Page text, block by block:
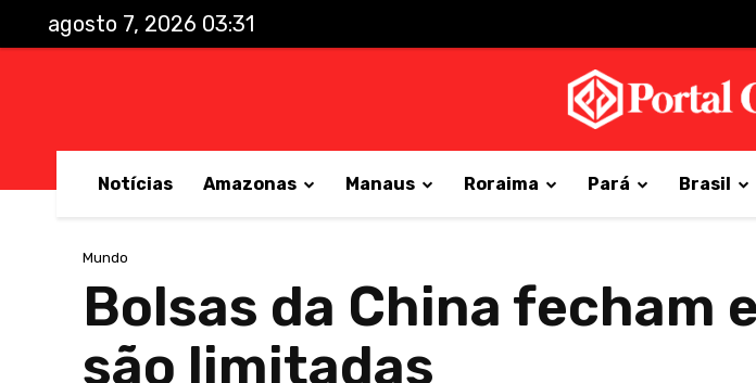
agosto 7, 2026 03:31
Notícias Amazonas Manaus Roraima Pará Brasil
Mundo
Bolsas da China fecham
são limitadas